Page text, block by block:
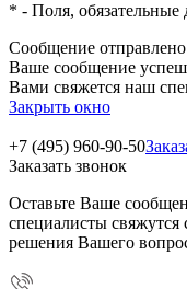
* - Поля, обязательные
Сообщение отправлено
Ваше сообщение
Вами свяжется наш
Закрыть окно
+7 (495) 960-90-50
Заказать звонок
Оставьте Ваше
специалисты
решения Вашего